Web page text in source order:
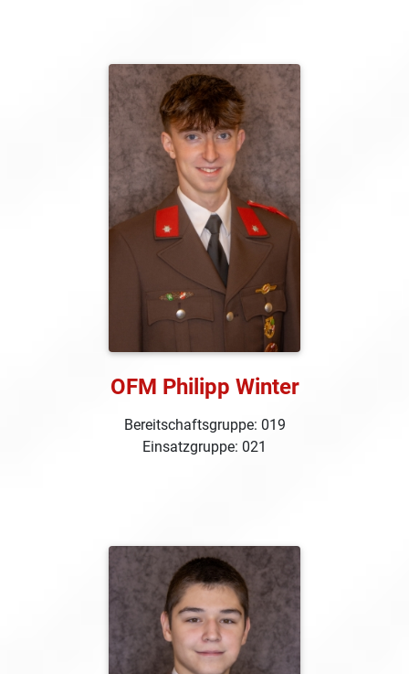
OFM Philipp Winter
Bereitschaftsgruppe: 019
Einsatzgruppe: 021